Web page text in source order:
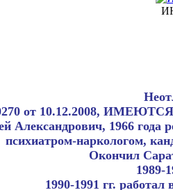
от 10.12.2008,
Александрович, 1966
психиатром-наркологом,
Окончил
1989-
1990-1991 гг.